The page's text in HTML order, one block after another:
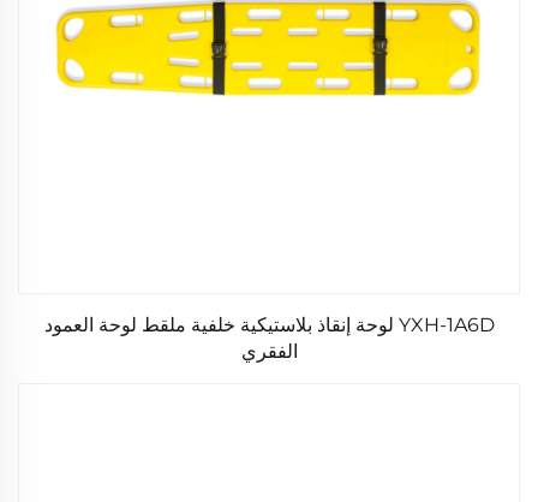
YXH-1A6D لوحة إنقاذ بلاستيكية خلفية ملقط لوحة العمود
الفقري